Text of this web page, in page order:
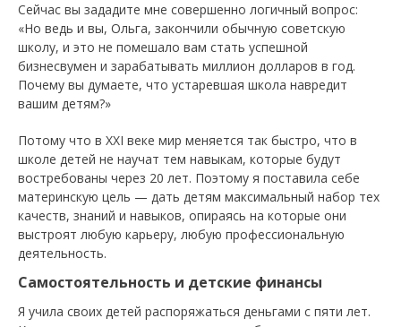
Сейчас вы зададите мне совершенно логичный вопрос:
«Но ведь и вы, Ольга, закончили обычную советскую
школу, и это не помешало вам стать успешной
бизнесвумен и зарабатывать миллион долларов в год.
Почему вы думаете, что устаревшая школа навредит
вашим детям?»
Потому что в ХХI веке мир меняется так быстро, что в
школе детей не научат тем навыкам, которые будут
востребованы через 20 лет. Поэтому я поставила себе
материнскую цель — дать детям максимальный набор тех
качеств, знаний и навыков, опираясь на которые они
выстроят любую карьеру, любую профессиональную
деятельность.
Самостоятельность и детские финансы
Я учила своих детей распоряжаться деньгами с пяти лет.